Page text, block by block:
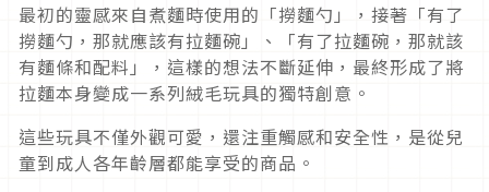
最初的靈感來自煮麵時使用的「撈麵勺」，接著「有了
撈麵勺，那就應該有拉麵碗」、「有了拉麵碗，那就該
有麵條和配料」，這樣的想法不斷延伸，最終形成了將
拉麵本身變成一系列絨毛玩具的獨特創意。
這些玩具不僅外觀可愛，還注重觸感和安全性，是從兒
童到成人各年齡層都能享受的商品。